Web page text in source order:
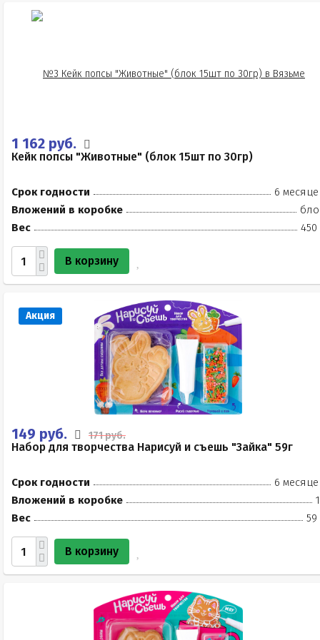
1 162 руб.
Кейк попсы "Животные" (блок 15шт по 30гр)
Срок годности
6
Вложений в коробке
Вес
450
В корзину
Акция
149 руб. 171 руб.
Набор для творчества Нарисуй и съешь "Зайка" 59г
Срок годности
6
Вложений в коробке
Вес
59
В корзину